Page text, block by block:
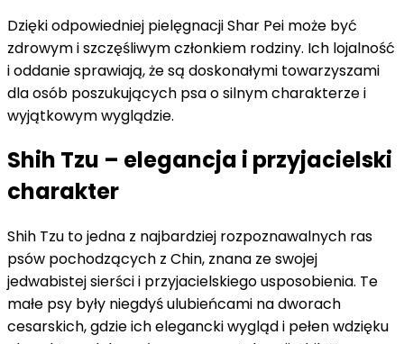
Dzięki odpowiedniej pielęgnacji Shar Pei może być
zdrowym i szczęśliwym członkiem rodziny. Ich lojalność
i oddanie sprawiają, że są doskonałymi towarzyszami
dla osób poszukujących psa o silnym charakterze i
wyjątkowym wyglądzie.
Shih Tzu – elegancja i przyjacielski
charakter
Shih Tzu to jedna z najbardziej rozpoznawalnych ras
psów pochodzących z Chin, znana ze swojej
jedwabistej sierści i przyjacielskiego usposobienia. Te
małe psy były niegdyś ulubieńcami na dworach
cesarskich, gdzie ich elegancki wygląd i pełen wdzięku